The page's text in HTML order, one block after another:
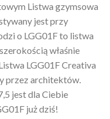
Listwa gzymsowa
jest przy
o LGG01F to listwa
właśnie
LGG01F Creativa
przez architektów.
jest dla Ciebie
już dziś!